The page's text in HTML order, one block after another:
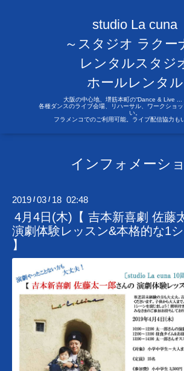
studio La cuna
～スタジオ ラクー
レンタルスタジ
ホールレンタル
大阪の中心地、堺筋本町の“Dance & Live ...
各種ダンスのライブ会場、リハーサル、ワークショ
い。
フラメンコでのご利用可能。ライブ配信協力も
インフォメーシ
2019 /03 / 18 02:48
4月4日(木)【 吉本新喜劇 佐藤
演劇体験レッスン&本格的な1
】